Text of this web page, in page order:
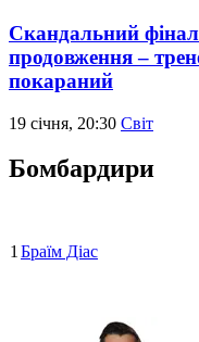
Скандальний
продовження –
покараний
19 січня, 20:30 Світ
Бомбардири
1 Браїм Діас